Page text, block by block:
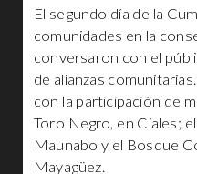
El segundo día de la
comunidades en la
conversaron con el
de alianzas
con la participación de
Toro Negro, en Ciales;
Maunabo y el Bosque
Mayagüez.